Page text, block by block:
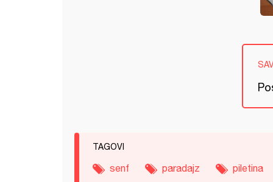
TAGOVI
senf paradajz piletina